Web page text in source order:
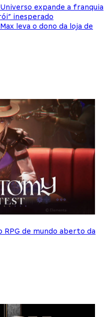
expande a franquia
inesperado
leva o dono da loja de
RPG de mundo aberto da